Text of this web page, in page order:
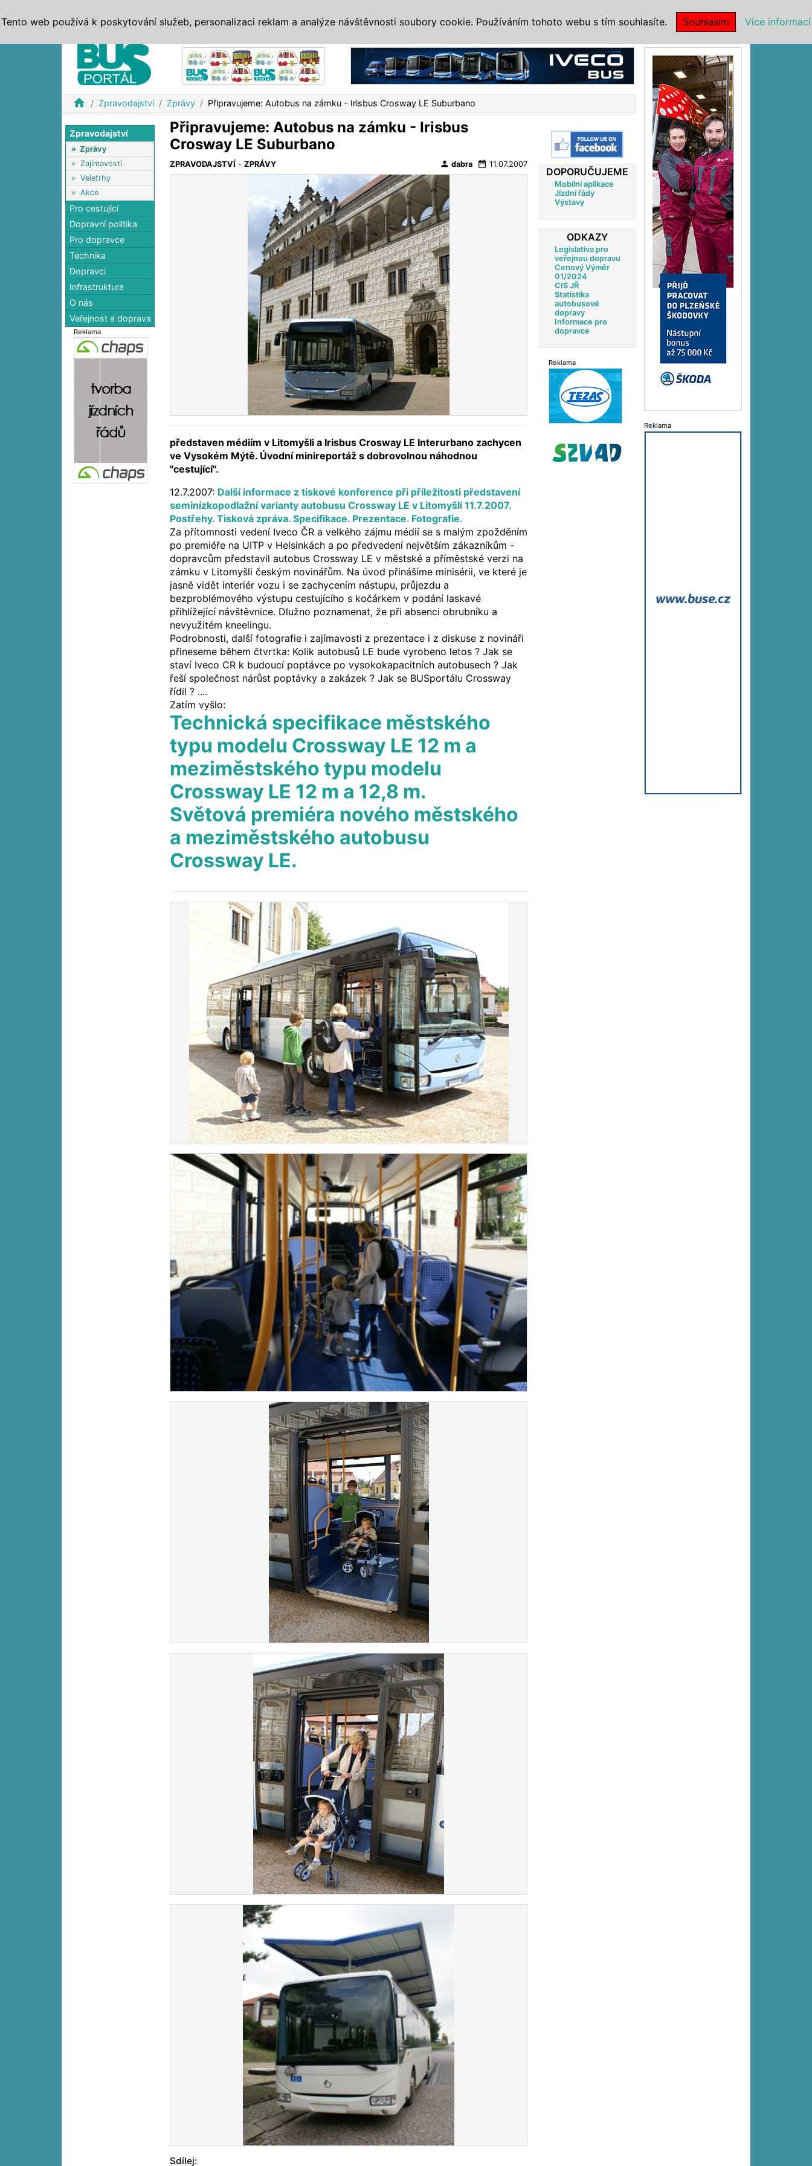
home Zpravodajství Zprávy Připravujeme: Autobus na zámku - Irisbus Crosway LE Suburbano
Zpravodajství
» Zprávy
» Zajímavosti
» Veletrhy
» Akce
Pro cestující
Dopravní politika
Pro dopravce
Technika
Dopravci
Infrastruktura
O nás
Veřejnost a doprava
Reklama
Připravujeme: Autobus na zámku - Irisbus
Crosway LE Suburbano
ZPRAVODAJSTVÍ -ZPRÁVY person dabra date_range 11.07.2007
představen médiím v Litomyšli a Irisbus Crosway LE Interurbano zachycen
ve Vysokém Mýtě. Úvodní minireportáž s dobrovolnou náhodnou
"cestující".
12.7.2007: Další informace z tiskové konference při příležitosti představení
seminízkopodlažní varianty autobusu Crossway LE v Litomyšli 11.7.2007.
Postřehy. Tisková zpráva. Specifikace. Prezentace. Fotografie.
Za přítomnosti vedení Iveco ČR a velkého zájmu médií se s malým zpožděním
po premiéře na UITP v Helsinkách a po předvedení největším zákazníkům -
dopravcům představil autobus Crossway LE v městské a příměstské verzi na
zámku v Litomyšli českým novinářům. Na úvod přinášíme minisérii, ve které je
jasně vidět interiér vozu i se zachycením nástupu, průjezdu a
bezproblémového výstupu cestujícího s kočárkem v podání laskavé
přihlížející návštěvnice. Dlužno poznamenat, že při absenci obrubníku a
nevyužitém kneelingu.
Podrobnosti, další fotografie i zajímavosti z prezentace i z diskuse z novináři
přineseme během čtvrtka: Kolik autobusů LE bude vyrobeno letos ? Jak se
staví Iveco CR k budoucí poptávce po vysokokapacitních autobusech ? Jak
řeší společnost nárůst poptávky a zakázek ? Jak se BUSportálu Crossway
řídil ? ....
Zatím vyšlo:
Technická specifikace městského
typu modelu Crossway LE 12 m a
meziměstského typu modelu
Crossway LE 12 m a 12,8 m.
Světová premiéra nového městského
a meziměstského autobusu
Crossway LE.
Sdílej:
DOPORUČUJEME
Mobilní aplikace
Jízdní řády
Výstavy
ODKAZY
Legislativa pro
veřejnou dopravu
Cenový Výměr
01/2024
CIS JŘ
Statistika
autobusové
dopravy
Informace pro
dopravce
Reklama
Reklama
Tento web používá k poskytování služeb, personalizaci reklam a analýze návštěvnosti soubory cookie. Používáním tohoto webu s tím souhlasíte. Souhlasím Více informací